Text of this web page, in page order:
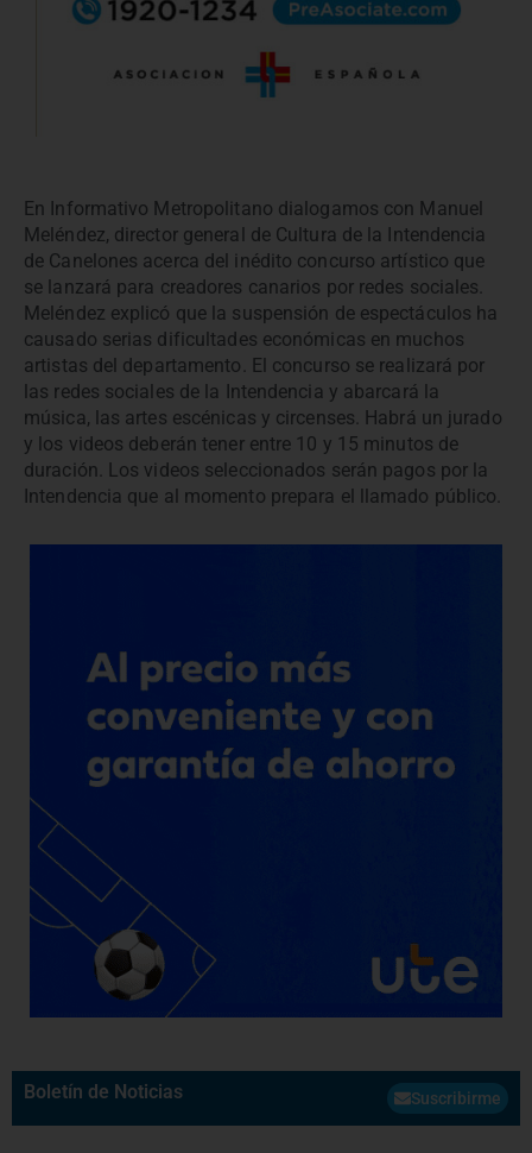
En Informativo Metropolitano dialogamos con Manuel
Meléndez, director general de Cultura de la Intendencia
de Canelones acerca del inédito concurso artístico que
se lanzará para creadores canarios por redes sociales.
Meléndez explicó que la suspensión de espectáculos ha
causado serias dificultades económicas en muchos
artistas del departamento. El concurso se realizará por
las redes sociales de la Intendencia y abarcará la
música, las artes escénicas y circenses. Habrá un jurado
y los videos deberán tener entre 10 y 15 minutos de
duración. Los videos seleccionados serán pagos por la
Intendencia que al momento prepara el llamado público.
Boletín de Noticias Suscribirme